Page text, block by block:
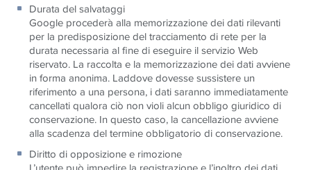
Durata del salvataggi
Google procederà alla memorizzazione dei dati rilevanti
per la predisposizione del tracciamento di rete per la
durata necessaria al fine di eseguire il servizio Web
riservato. La raccolta e la memorizzazione dei dati avviene
in forma anonima. Laddove dovesse sussistere un
riferimento a una persona, i dati saranno immediatamente
cancellati qualora ciò non violi alcun obbligo giuridico di
conservazione. In questo caso, la cancellazione avviene
alla scadenza del termine obbligatorio di conservazione.
Diritto di opposizione e rimozione